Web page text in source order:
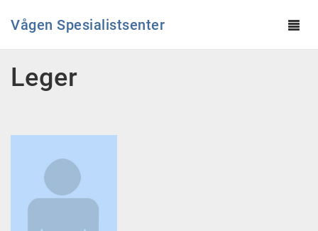
Vågen Spesialistsenter
Leger